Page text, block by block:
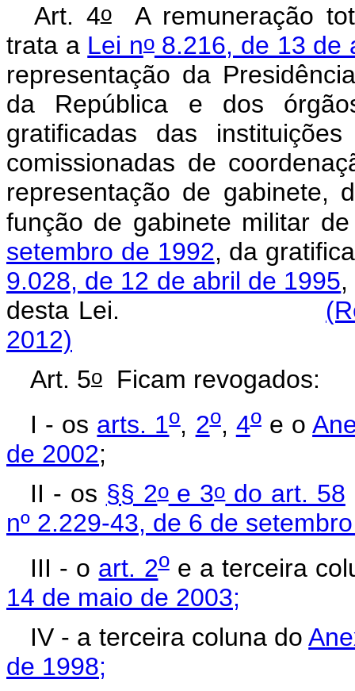
Art. 4oA remuneração
trata a Lei no8.216, de 13 de
representação da
da República e dos
gratificadas das
comissionadas de
representação de gabinete,
função de gabinete militar
setembro de 1992, da
9.028, de 12 de abril de 1995
desta Lei.
2012)
Art. 5o
Ficam revogados:
I - os arts. 1o, 2o, 4oe o
de 2002;
II - os §§ 2oe 3odo art. 58
nº 2.229-43, de 6 de
III - o art. 2oe a terceira
14 de maio de 2003;
IV - a terceira coluna do
de 1998;